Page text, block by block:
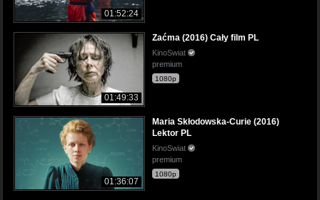
01:52:24
01:49:33
Zaćma (2016) Cały film PL
KinoSwiat
premium
1080p
01:36:07
Maria Skłodowska-Curie (2016)
Lektor PL
KinoSwiat
premium
1080p